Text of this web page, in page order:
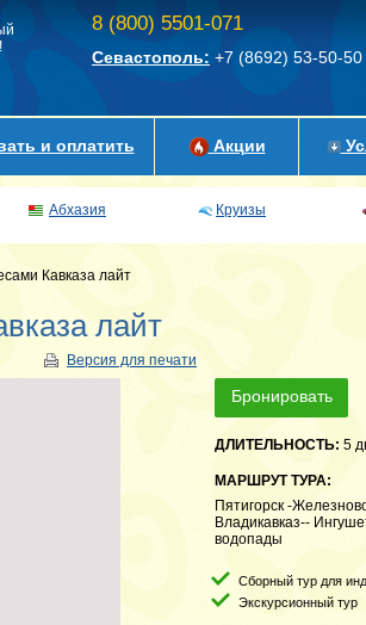
8 (800) 5501-071
Севастополь: +7 (8692) 53-50-50
и оплатить Акции
Абхазия Круизы
Кавказа лайт
лайт
Версия для печати
Бронировать
ДЛИТЕЛЬНОСТЬ: 5
МАРШРУТ ТУРА:
Пятигорск -
Владикавказ--
водопады
Сборный тур для
Экскурсионный тур